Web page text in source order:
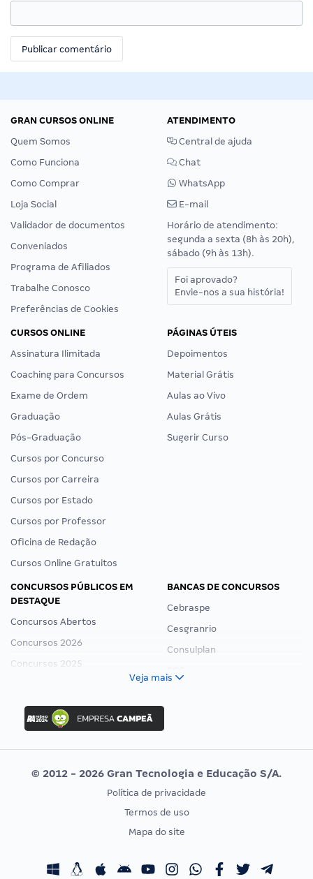
GRAN CURSOS ONLINE
Quem Somos
Como Funciona
Como Comprar
Loja Social
Validador de documentos
Conveniados
Programa de Afiliados
Trabalhe Conosco
Preferências de Cookies
ATENDIMENTO
Central de ajuda
Chat
WhatsApp
E-mail
Horário de atendimento:
segunda a sexta (8h às 20h),
sábado (9h às 13h).
Foi aprovado?
Envie-nos a sua história!
CURSOS ONLINE
Assinatura Ilimitada
Coaching para Concursos
Exame de Ordem
Graduação
Pós-Graduação
Cursos por Concurso
Cursos por Carreira
Cursos por Estado
Cursos por Professor
Oficina de Redação
Cursos Online Gratuitos
PÁGINAS ÚTEIS
Depoimentos
Material Grátis
Aulas ao Vivo
Aulas Grátis
Sugerir Curso
CONCURSOS PÚBLICOS EM
DESTAQUE
Concursos Abertos
Concursos 2026
Concursos 2025
Concurso Ibama
Concurso MPU
Editais publicados
BANCAS DE CONCURSOS
Cebraspe
Cesgranrio
Consulplan
Vunesp
CONCURSOS POR PROFISSÃO
Concursos Fiscais
EXAME DE ORDEM
Calendário OAB
Veja mais
© 2012 - 2026 Gran Tecnologia e Educação S/A.
Política de privacidade
Termos de uso
Mapa do site